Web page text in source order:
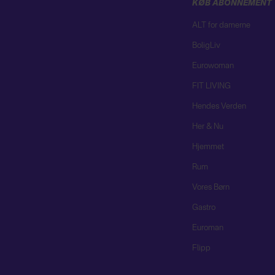
KØB ABONNEMENT
ALT for damerne
BoligLiv
Eurowoman
FIT LIVING
Hendes Verden
Her & Nu
Hjemmet
Rum
Vores Børn
Gastro
Euroman
Flipp